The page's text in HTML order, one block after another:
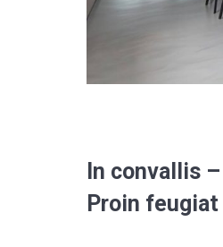
In convallis
Proin